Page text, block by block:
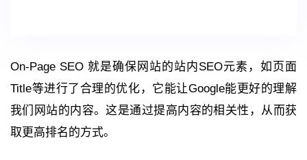
On-Page SEO 就是确保网站的站内SEO元素，如页面
Title等进行了合理的优化，它能让Google能更好的理解
我们网站的内容。这是通过提高内容的相关性，从而获
取更高排名的方式。